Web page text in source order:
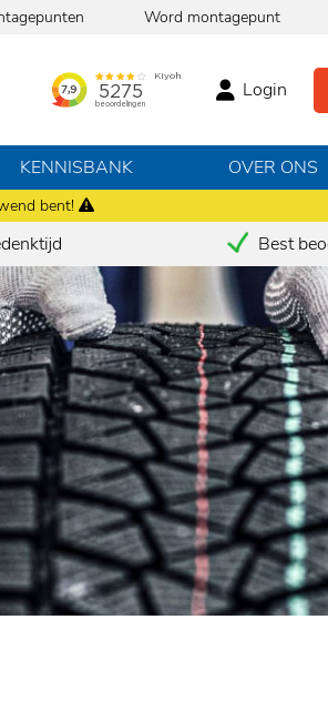
bent!
Word montagepunt
Login
KENNISBANK OVER ONS
Best